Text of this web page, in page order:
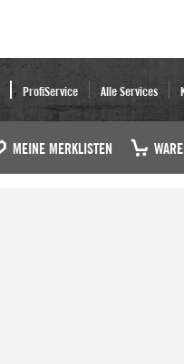
ProfiService Alle Services
MEINE MERKLISTEN